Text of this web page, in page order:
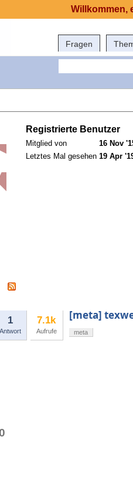
Fragen
Registrierte Benutzer
Mitglied von
16 Nov
Letztes Mal gesehen 19 Apr
1
Antwort
7.1k
Aufrufe
[meta]
meta
Willkommen,